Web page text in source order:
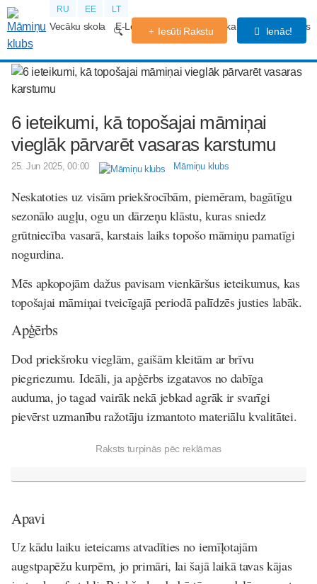
RU EE LT
Vecāku skola E-Lekcijas Grūtniecības kalendārs Forums
Iesūti Rakstu Ienāc!
6 ieteikumi, kā topošajai māmiņai
vieglāk pārvarēt vasaras karstumu
25. Jun 2025, 00:00 Māmiņu klubs
Neskatoties uz visām priekšrocībām, piemēram, bagātīgu
sezonālo augļu, ogu un dārzeņu klāstu, kuras sniedz
grūtniecība vasarā, karstais laiks topošo māmiņu pamatīgi
nogurdina.
Mēs apkopojām dažus pavisam vienkāršus ieteikumus, kas
topošajai māmiņai tveicīgajā periodā palīdzēs justies labāk.
Apģērbs
Dod priekšroku vieglām, gaišām kleitām ar brīvu
piegriezumu. Ideāli, ja apģērbs izgatavos no dabīga
auduma, jo tagad vairāk nekā jebkad agrāk ir svarīgi
pievērst uzmanību ražotāju izmantoto materiālu kvalitātei.
Raksts turpinās pēc reklāmas
Apavi
Uz kādu laiku ieteicams atvadīties no iemīļotajām
augstpapēžu kurpēm, jo primāri, lai šajā laikā tavas kājas